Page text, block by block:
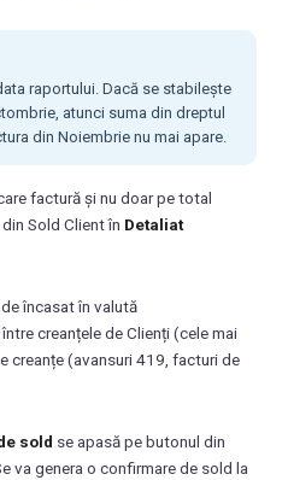
raportului. Dacă se stabilește
atunci suma din dreptul
din Noiembrie nu mai apare.
factură și nu doar pe total
Sold Client în Detaliat
încasat în valută
creanțele de Clienți (cele mai
creanțe (avansuri 419, facturi de
sold se apasă pe butonul din
va genera o confirmare de sold la